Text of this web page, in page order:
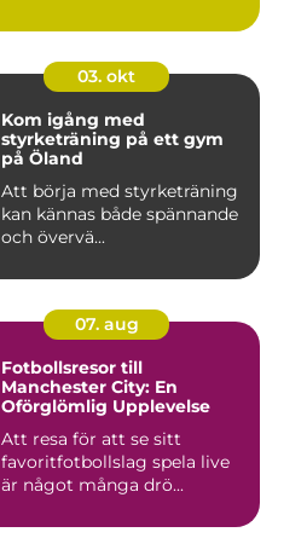
03. okt
Kom igång med
styrketräning på ett gym
på Öland
Att börja med styrketräning
kan kännas både spännande
och övervä...
07. aug
Fotbollsresor till
Manchester City: En
Oförglömlig Upplevelse
Att resa för att se sitt
favoritfotbollslag spela live
är något många drö...